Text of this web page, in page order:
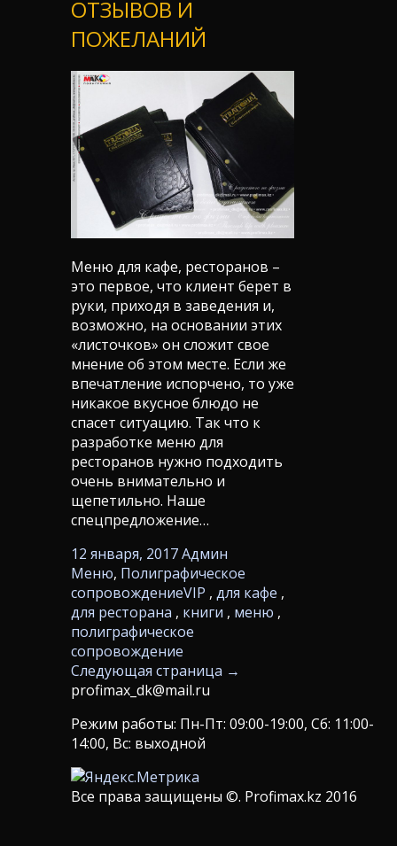
ОТЗЫВОВ И
ПОЖЕЛАНИЙ
Меню для кафе, ресторанов –
это первое, что клиент берет в
руки, приходя в заведения и,
возможно, на основании этих
«листочков» он сложит свое
мнение об этом месте. Если же
впечатление испорчено, то уже
никакое вкусное блюдо не
спасет ситуацию. Так что к
разработке меню для
ресторанов нужно подходить
очень внимательно и
щепетильно. Наше
спецпредложение…
12 января, 2017 Админ
Меню, Полиграфическое
сопровождениеVIP , для кафе ,
для ресторана , книги , меню ,
полиграфическое
сопровождение
Следующая страница →
profimax_dk@mail.ru
Режим работы: Пн-Пт: 09:00-19:00, Сб: 11:00-
14:00, Вс: выходной
Все права защищены ©. Profimax.kz 2016